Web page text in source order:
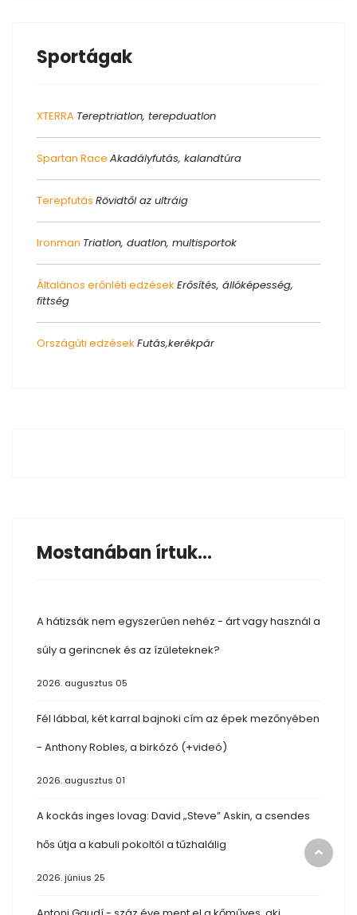
Sportágak
XTERRA Tereptriatlon, terepduatlon
Spartan Race Akadályfutás, kalandtúra
Terepfutás Rövidtől az ultráig
Ironman Triatlon, duatlon, multisportok
Általános erőnléti edzések Erősítés, állóképesség,
fittség
Országúti edzések Futás,kerékpár
Mostanában írtuk...
A hátizsák nem egyszerűen nehéz - árt vagy használ a
súly a gerincnek és az ízületeknek?
2026. augusztus 05
Fél lábbal, két karral bajnoki cím az épek mezőnyében
- Anthony Robles, a birkózó (+videó)
2026. augusztus 01
A kockás inges lovag: David „Steve” Askin, a csendes
hős útja a kabuli pokoltól a tűzhalálig
2026. június 25